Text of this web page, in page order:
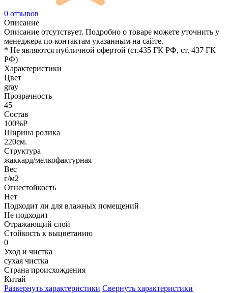
0 отзывов
Описание
Описание отсутствует. Подробно о товаре можете уточнить у
менеджера по контактам указанным на сайте.
* Не являются публичной офертой (ст.435 ГК РФ, cт. 437 ГК
РФ)
Характеристики
Цвет
gray
Прозрачность
45
Состав
100%P
Ширина ролика
220см.
Структура
жаккард/мелкофактурная
Вес
г/м2
Огнестойкость
Нет
Подходит ли для влажных помещений
Не подходит
Отражающий слой
Стойкость к выцветанию
0
Уход и чистка
сухая чистка
Страна происхождения
Китай
Развернуть характеристики Свернуть характеристики